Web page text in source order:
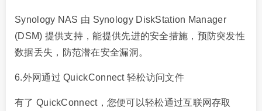
Synology NAS 由 Synology DiskStation Manager
(DSM) 提供支持，能提供先进的安全措施，预防突发性
数据丢失，防范潜在安全漏洞。
6.外网通过 QuickConnect 轻松访问文件
有了 QuickConnect，您便可以轻松通过互联网存取